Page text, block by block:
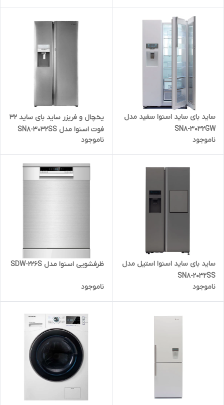
ساید بای ساید اسنوا سفید مدل
SN8-3032GW
ناموجود
یخچال و فریزر ساید بای ساید 32
فوت اسنوا مدل SN8-3032SS
ناموجود
ساید بای ساید اسنوا استیل مدل
SN8-2032SS
ناموجود
ظرفشویی اسنوا مدل SDW-226S
ناموجود